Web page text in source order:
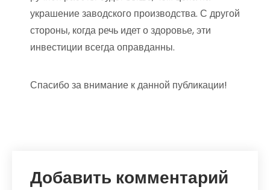
украшение заводского производства. С другой
стороны, когда речь идет о здоровье, эти
инвестиции всегда оправданны.
Спасибо за внимание к данной публикации!
Добавить комментарий